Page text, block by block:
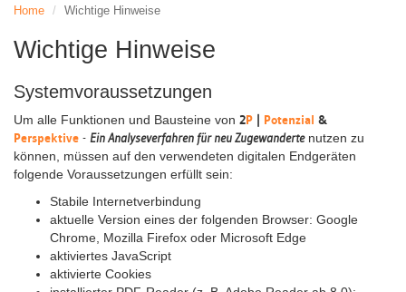
Home Wichtige Hinweise
Wichtige Hinweise
Systemvoraussetzungen
Um alle Funktionen und Bausteine von 2P | Potenzial &
Perspektive - Ein Analyseverfahren für neu Zugewanderte nutzen zu
können, müssen auf den verwendeten digitalen Endgeräten
folgende Voraussetzungen erfüllt sein:
Stabile Internetverbindung
aktuelle Version eines der folgenden Browser: Google
Chrome, Mozilla Firefox oder Microsoft Edge
aktiviertes JavaScript
aktivierte Cookies